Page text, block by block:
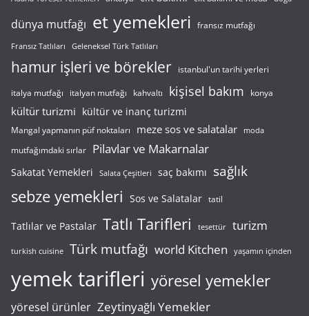
dünya mutfağı et yemekleri fransız mutfağı
Fransız Tatlıları Geleneksel Türk Tatlıları
hamur işleri ve börekler istanbul'un tarihi yerleri
italya mutfağı italyan mutfağı kahvaltı kişisel bakım konya
kültür turizmi kültür ve inanç turizmi
Mangal yapmanın püf noktaları meze sos ve salatalar moda
mutfağımdaki sırlar Pilavlar ve Makarnalar
Sakatat Yemekleri Salata Çeşitleri saç bakımı sağlık
sebze yemekleri Sos ve Salatalar tatil
Tatlılar ve Pastalar Tatlı Tarifleri tesettür turizm
turkish cuisine Türk mutfağı world Kitchen yaşamın içinden
yemek tarifleri yöresel yemekler
yöresel ürünler Zeytinyağlı Yemekler